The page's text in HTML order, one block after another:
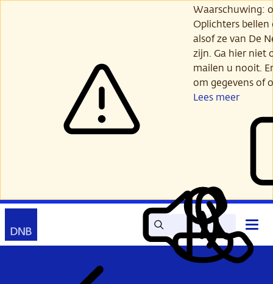
Waarschuwing:
Oplichters
alsof ze van De
zijn. Ga hier niet
mailen u nooit.
om gegevens of
Lees meer
Zoek Lees
voor
Mijn
DNB
Contact